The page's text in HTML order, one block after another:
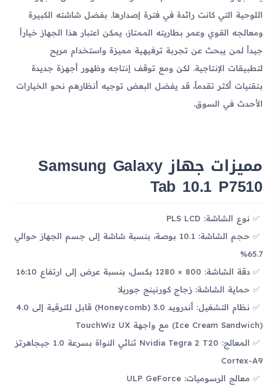
اللوحية التي كانت رائدة في فترة إصدارها. بفضل شاشته الكبيرة
ومعالجه القوي وعمر بطاريته الممتاز، يمكن اعتبار هذا الجهاز خياراً
جيداً لمن يبحث عن تجربة ترفيهية مميزة واستخدام مريح
لتطبيقات الإنتاجية. لكن ومع توقف إنتاجه وظهور أجهزة جديدة
بتقنيات أكثر تقدماً، قد يفضل البعض توجيه أنظارهم نحو الخيارات
الأحدث في السوق.
مميزات جهاز Samsung Galaxy
Tab 10.1 P7510
نوع الشاشة: PLS LCD
حجم الشاشة: 10.1 بوصة، بنسبة شاشة إلى جسم الجهاز حوالي
65.7%
دقة الشاشة: 800 × 1280 بكسل، بنسبة عرض إلى ارتفاع 16:10
حماية الشاشة: زجاج كورنينج جوريلا
نظام التشغيل: أندرويد 3.0 (Honeycomb) قابل للترقية إلى 4.0
(Ice Cream Sandwich) مع واجهة TouchWiz UX
المعالج: Nvidia Tegra 2 T20 ثنائي النواة بسرعة 1.0 جيجاهرتز
Cortex-A9
معالج الرسوميات: ULP GeForce